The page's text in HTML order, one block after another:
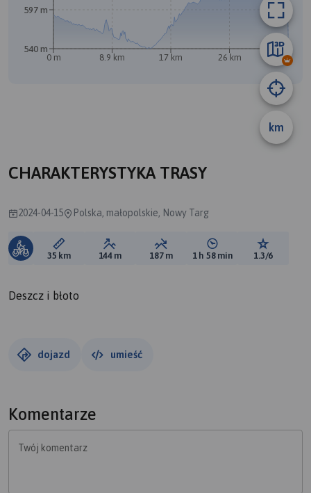
A
km
0 m 8.9 km 17 km 26 km 35 km
540 m
597 m
CHARAKTERYSTYKA TRASY
2024-04-15 Polska, małopolskie, Nowy Targ
Długość trasy:
35 km Suma przewyższeń:
144 m Suma spadków:
187 m Średni czas potrzebny
1 h 58 min Ocena
1.3/6
Deszcz i błoto
dojazd umieść
Komentarze
Twój komentarz